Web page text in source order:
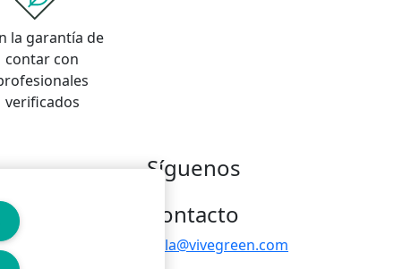
la garantía de
contar con
verificados
Síguenos
Contacto
hola@vivegreen.com